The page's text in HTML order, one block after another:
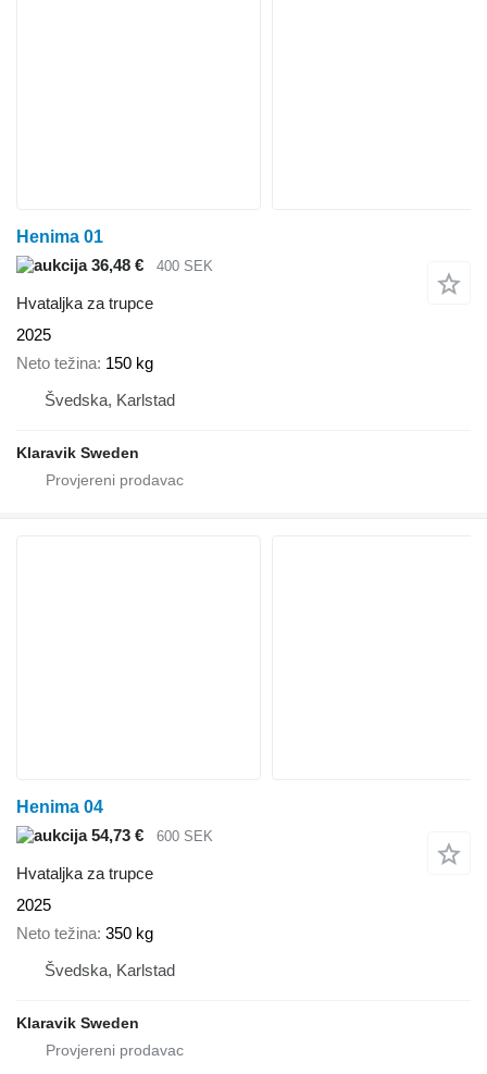
Henima 01
36,48 €
400 SEK
Hvataljka za trupce
2025
Neto težina 150 kg
Švedska, Karlstad
Klaravik Sweden
Henima 04
54,73 €
600 SEK
Hvataljka za trupce
2025
Neto težina 350 kg
Švedska, Karlstad
Klaravik Sweden